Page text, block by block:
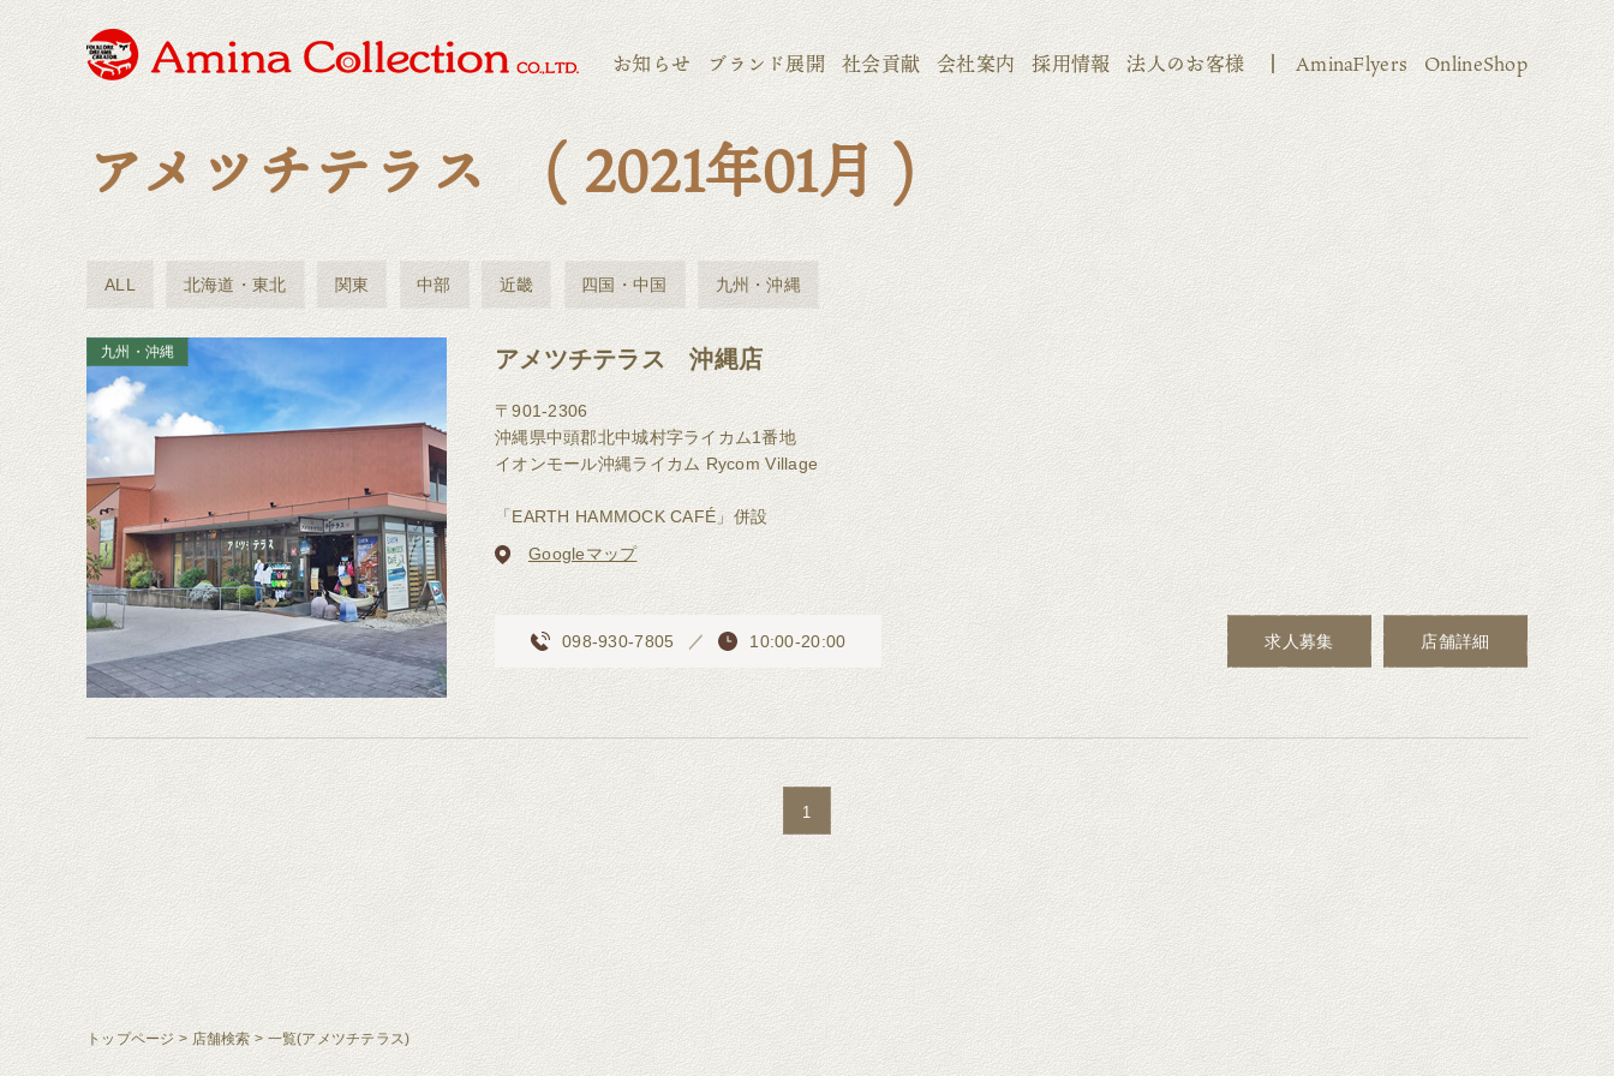
お知らせ ブランド展開 社会貢献 会社案内 採用情報 法人のお客様 AminaFlyers OnlineShop
アメツチテラス( 2021年01月 )
ALL 北海道・東北 関東 中部 近畿 四国・中国 九州・沖縄
九州・沖縄 アメツチテラス 沖縄店
〒901-2306
沖縄県中頭郡北中城村字ライカム1番地
イオンモール沖縄ライカム Rycom Village
「EARTH HAMMOCK CAFÉ」併設
Googleマップ
098-930-7805 10:00-20:00 求人募集 店舗詳細
1
トップページ > 店舗検索 > 一覧(アメツチテラス)